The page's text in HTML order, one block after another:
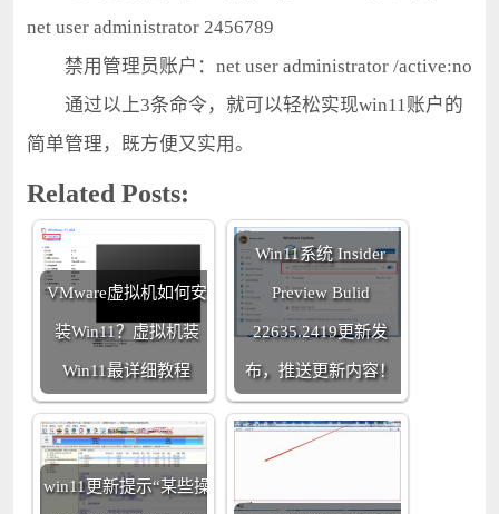
net user administrator 2456789
禁用管理员账户：net user administrator /active:no
通过以上3条命令，就可以轻松实现win11账户的
简单管理，既方便又实用。
Related Posts:
VMware虚拟机如何安
装Win11？虚拟机装
Win11最详细教程
Win11系统 Insider
Preview Bulid
22635.2419更新发
布，推送更新内容！
win11更新提示“某些操